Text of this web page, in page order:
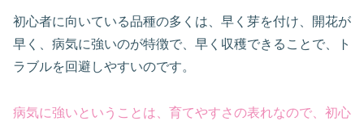
初心者に向いている品種の多くは、早く芽を付け、開花が
早く、病気に強いのが特徴で、早く収穫できることで、ト
ラブルを回避しやすいのです。
病気に強いということは、育てやすさの表れなので、初心